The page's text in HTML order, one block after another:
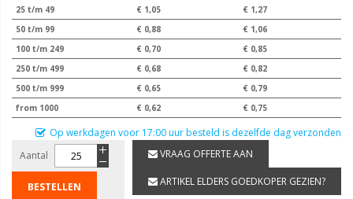
25 t/m 49
€ 1,05
€ 1,27
50 t/m 99
€ 0,88
€ 1,06
100 t/m 249
€ 0,70
€ 0,85
250 t/m 499
€ 0,68
€ 0,82
500 t/m 999
€ 0,65
€ 0,79
from 1000
€ 0,62 € 0,75
Op werkdagen voor 17:00 uur besteld is dezelfde dag verzonden
Aantal
BESTELLEN
VRAAG OFFERTE AAN
ARTIKEL ELDERS GOEDKOPER GEZIEN?